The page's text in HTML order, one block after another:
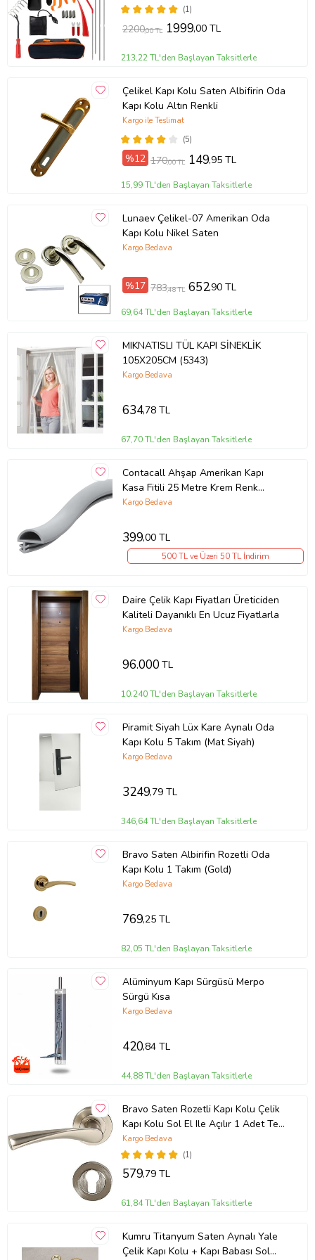
sağlayarak odalarınızda zarif bir dokunuş yaratır.
Ürün Özellikleri:
Rozet Tipi: Kare
Kullanım Alanı: Oda kapıları için uygun
Dayanıklılık: Uzun ömürlü malzeme
Avantajları:
Estetik görünüm ile ortama şıklık katar.
Dayanıklı yapısı ile uzun süreli kullanım sağlar.
Seti
(1)
2200,00 TL 1999,00 TL
213,22 TL'den Başlayan Taksitlerle
Çelikel Kapı Kolu Saten Albifirin Oda
Kapı Kolu Altın Renkli
(5)
Kargo ile Teslimat
%12 170,00 TL 149,95 TL
15,99 TL'den Başlayan Taksitlerle
Lunaev Çelikel-07 Amerikan Oda
Kapı Kolu Nikel Saten
Kargo Bedava
%17 783,48 TL 652,90 TL
69,64 TL'den Başlayan Taksitlerle
MIKNATISLI TÜL KAPI SİNEKLİK
105X205CM (5343)
Kargo Bedava
634,78 TL
67,70 TL'den Başlayan Taksitlerle
Contacall Ahşap Amerikan Kapı
Kasa Fitili 25 Metre Krem Renk
Yandan Tırnaklı 10 mm Genişlik D
Kargo Bedava
399,00 TL
500 TL ve Üzeri 50 TL İndirim
Daire Çelik Kapı Fiyatları Üreticiden
Kaliteli Dayanıklı En Ucuz Fiyatlarla
Kargo Bedava
96.000TL
10.240 TL'den Başlayan Taksitlerle
Piramit Siyah Lüx Kare Aynalı Oda
Kapı Kolu 5 Takım (Mat Siyah)
Kargo Bedava
3249,79 TL
346,64 TL'den Başlayan Taksitlerle
Bravo Saten Albirifin Rozetli Oda
Kapı Kolu 1 Takım (Gold)
Kargo Bedava
769,25 TL
82,05 TL'den Başlayan Taksitlerle
Alüminyum Kapı Sürgüsü Merpo
Sürgü Kısa
Kargo Bedava
420,84 TL
44,88 TL'den Başlayan Taksitlerle
Bravo Saten Rozetli Kapı Kolu Çelik
Kapı Kolu Sol El Ile Açılır 1 Adet Tek
Yön
(1)
Kargo Bedava
579,79 TL
61,84 TL'den Başlayan Taksitlerle
Kumru Titanyum Saten Aynalı Yale
Çelik Kapı Kolu + Kapı Babası Sol